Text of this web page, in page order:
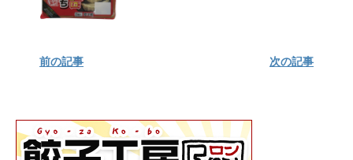
前の記事 次の記事